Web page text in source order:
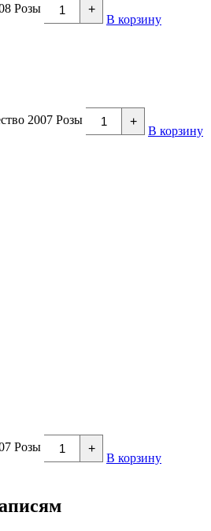
Розы +
В корзину
2007 Розы +
В корзину
Розы +
В корзину